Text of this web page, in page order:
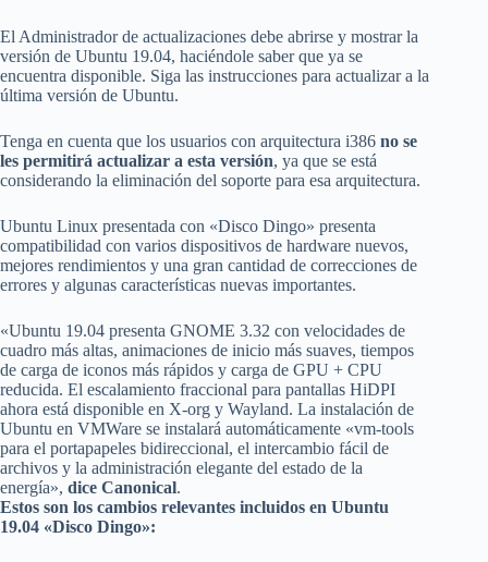
El Administrador de actualizaciones debe abrirse y mostrar la
versión de Ubuntu 19.04, haciéndole saber que ya se
encuentra disponible. Siga las instrucciones para actualizar a la
última versión de Ubuntu.
Tenga en cuenta que los usuarios con arquitectura i386 no se
les permitirá actualizar a esta versión, ya que se está
considerando la eliminación del soporte para esa arquitectura.
Ubuntu Linux presentada con «Disco Dingo» presenta
compatibilidad con varios dispositivos de hardware nuevos,
mejores rendimientos y una gran cantidad de correcciones de
errores y algunas características nuevas importantes.
«Ubuntu 19.04 presenta GNOME 3.32 con velocidades de
cuadro más altas, animaciones de inicio más suaves, tiempos
de carga de iconos más rápidos y carga de GPU + CPU
reducida. El escalamiento fraccional para pantallas HiDPI
ahora está disponible en X-org y Wayland. La instalación de
Ubuntu en VMWare se instalará automáticamente «vm-tools
para el portapapeles bidireccional, el intercambio fácil de
archivos y la administración elegante del estado de la
energía», dice Canonical.
Estos son los cambios relevantes incluidos en Ubuntu
19.04 «Disco Dingo»: